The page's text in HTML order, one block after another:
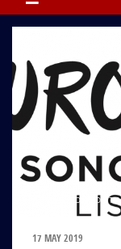
ФОТО: EUROVISION.TV
17 MAY 2019